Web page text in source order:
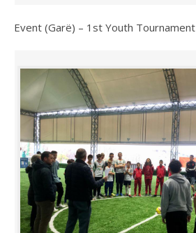
Event (Garë) – 1st Youth Tournament